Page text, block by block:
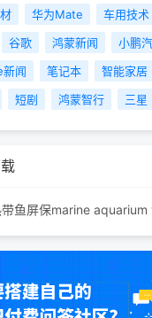
华为Mate 车用技术
谷歌 鸿蒙新闻
小鹏
闻
笔记本 智能家居
短剧 鸿蒙智行 三星
鱼屏保marine